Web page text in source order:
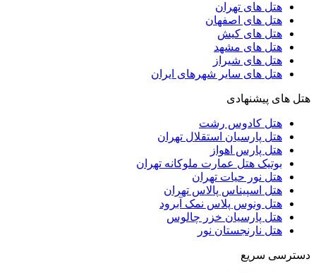
هتل های تهران
هتل های اصفهان
هتل های کیش
هتل های مشهد
هتل های شیراز
هتل های سایر شهرهای ایران
هتل های پیشنهادی
هتل کادوس رشت
هتل پارسیان استقلال تهران
هتل پارس اهواز
بوتیک هتل عمارت ملوکانه تهران
هتل نور حیات تهران
هتل اسپیناس پالاس تهران
هتل ونوس پلاس نمک آبرود
هتل پارسیان خزر چالوس
هتل نارنجستان نور
دسترسی سریع